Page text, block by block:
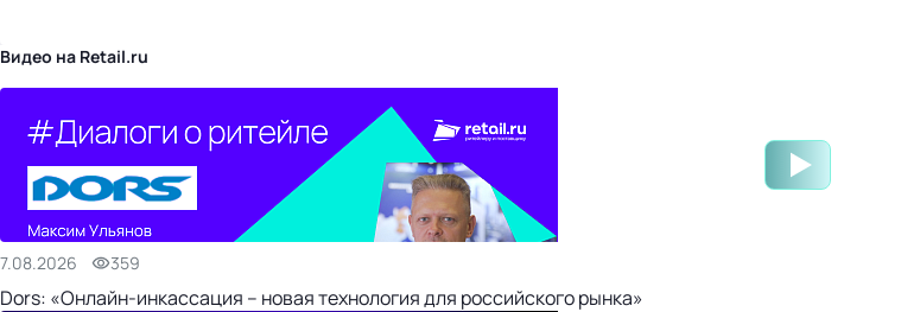
Видео на Retail.ru
7.08.2026 359
Dors: «Онлайн-инкассация – новая технология для российского рынка»